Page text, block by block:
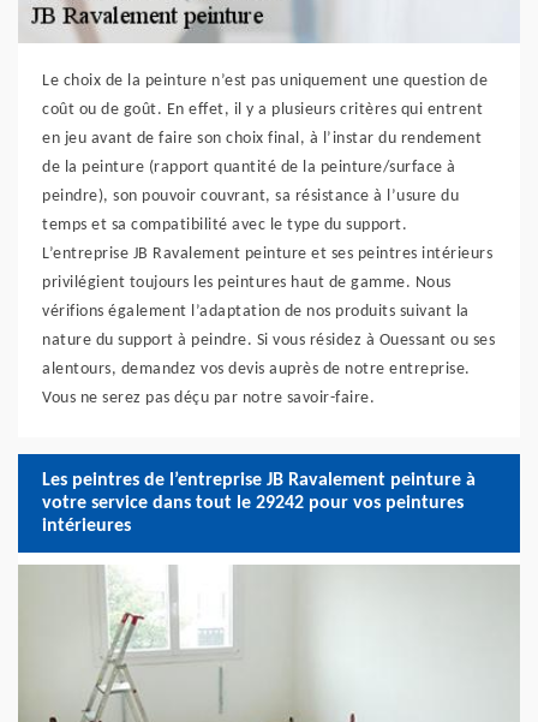
Le choix de la peinture n’est pas uniquement une question de
coût ou de goût. En effet, il y a plusieurs critères qui entrent
en jeu avant de faire son choix final, à l’instar du rendement
de la peinture (rapport quantité de la peinture/surface à
peindre), son pouvoir couvrant, sa résistance à l’usure du
temps et sa compatibilité avec le type du support.
L’entreprise JB Ravalement peinture et ses peintres intérieurs
privilégient toujours les peintures haut de gamme. Nous
vérifions également l’adaptation de nos produits suivant la
nature du support à peindre. Si vous résidez à Ouessant ou ses
alentours, demandez vos devis auprès de notre entreprise.
Vous ne serez pas déçu par notre savoir-faire.
Les peintres de l’entreprise JB Ravalement peinture à
votre service dans tout le 29242 pour vos peintures
intérieures